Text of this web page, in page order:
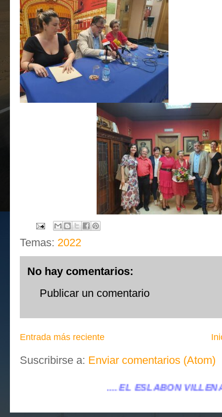
Temas: 2022
No hay comentarios:
Publicar un comentario
Entrada más reciente
Suscribirse a: Enviar comentarios (Atom)
EL ESLABÓN VILLENA ...